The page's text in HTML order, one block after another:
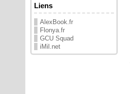
Liens
AlexBook.fr
Flonya.fr
GCU Squad
iMil.net